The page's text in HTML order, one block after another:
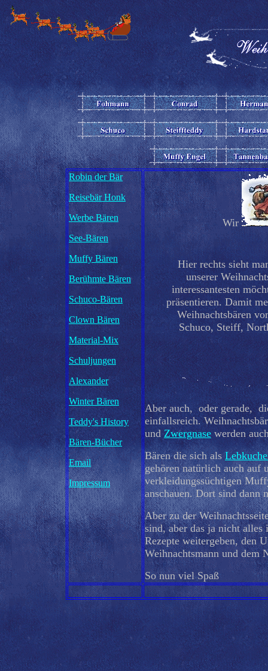
Robin der Bär
Reisebär Honk
Werbe Bären
See-Bären
Muffy Bären
Berühmte Bären
Schuco-Bären
Clown Bären
Material-Mix
Schuljungen
Alexander
Winter Bären
Teddy's History
Bären-Bücher
Email
Impressum
Wir
Hier rechts sieht
unserer
interessantesten
präsentieren. Damit
Weihnachtsbären
Schuco, Steiff,
Aber auch, oder gerade,
einfallsreich.
undZwergnase werden
Bären die sich als
gehören natürlich auch auf
verkleidungssüchtigen
anschauen. Dort sind dann
Aber zu der
sind, aber das ja nicht alles
Rezepte weitergeben, den
Weihnachtsmann und dem
So nun viel Spaß